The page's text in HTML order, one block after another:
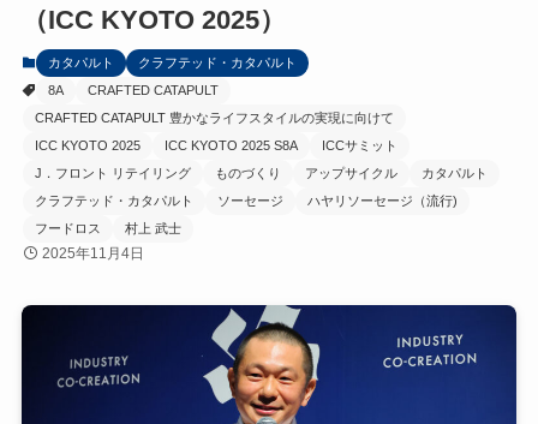
（ICC KYOTO 2025）
カタパルト
クラフテッド・カタパルト
8A
CRAFTED CATAPULT
CRAFTED CATAPULT 豊かなライフスタイルの実現に向けて
ICC KYOTO 2025
ICC KYOTO 2025 S8A
ICCサミット
J．フロント リテイリング
ものづくり アップサイクル
カタパルト
クラフテッド・カタパルト
ソーセージ
ハヤリソーセージ（流行)
フードロス
村上 武士
2025年11月4日